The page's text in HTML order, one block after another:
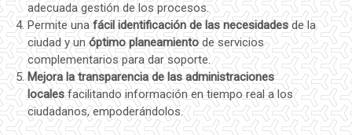
adecuada gestión de los procesos.
Permite unafácil identificación de las necesidadesde la
ciudad y unóptimo planeamientode servicios
complementarios para dar soporte.
Mejora la transparencia de las administraciones
localesfacilitando información en tiempo real a los
ciudadanos, empoderándolos.